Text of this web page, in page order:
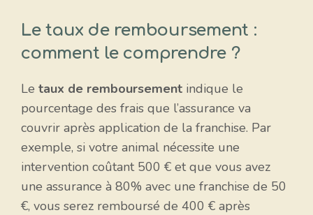
Le taux de remboursement :
comment le comprendre ?
Le taux de remboursement indique le
pourcentage des frais que l’assurance va
couvrir après application de la franchise. Par
exemple, si votre animal nécessite une
intervention coûtant 500 € et que vous avez
une assurance à 80% avec une franchise de 50
€, vous serez remboursé de 400 € après